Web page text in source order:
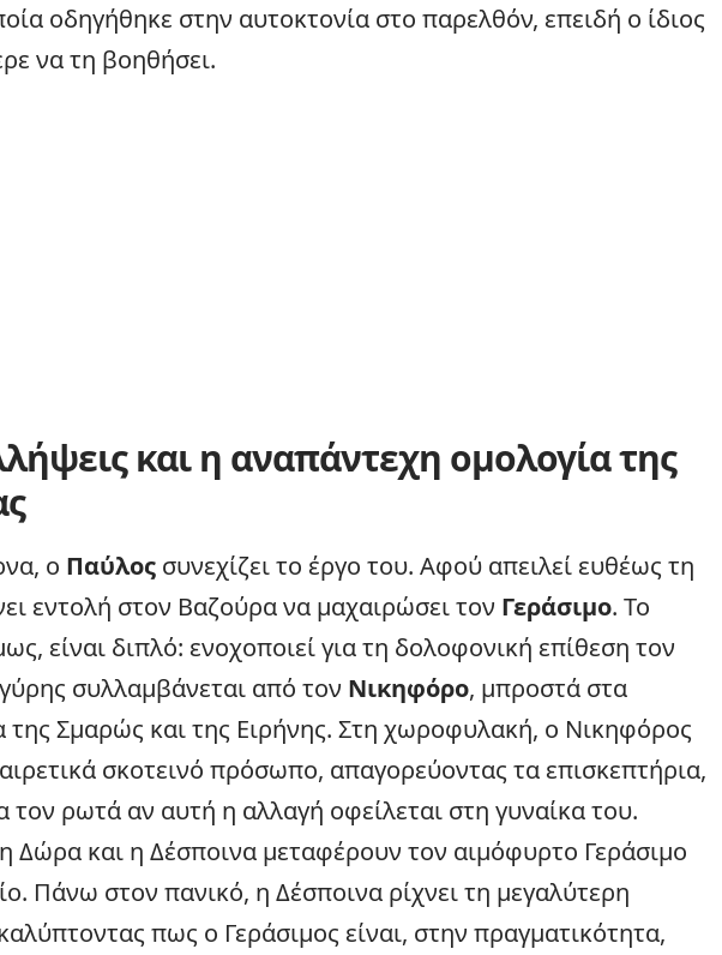
οδηγήθηκε στην αυτοκτονία στο παρελθόν, επειδή ο ίδιος
να τη βοηθήσει.
και η αναπάντεχη ομολογία της
ο Παύλος συνεχίζει το έργο του. Αφού απειλεί ευθέως τη
εντολή στον Βαζούρα να μαχαιρώσει τον Γεράσιμο. Το
είναι διπλό: ενοχοποιεί για τη δολοφονική επίθεση τον
συλλαμβάνεται από τον Νικηφόρο, μπροστά στα
της Σμαρώς και της Ειρήνης. Στη χωροφυλακή, ο Νικηφόρος
σκοτεινό πρόσωπο, απαγορεύοντας τα επισκεπτήρια,
ρωτά αν αυτή η αλλαγή οφείλεται στη γυναίκα του.
Δώρα και η Δέσποινα μεταφέρουν τον αιμόφυρτο Γεράσιμο
Πάνω στον πανικό, η Δέσποινα ρίχνει τη μεγαλύτερη
πως ο Γεράσιμος είναι, στην πραγματικότητα,